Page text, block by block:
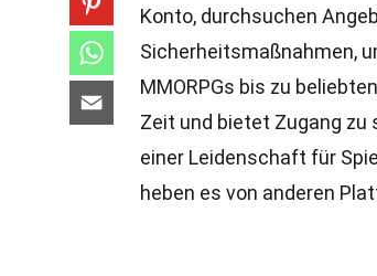
Konto, durchsuchen
Sicherheitsmaßnahmen,
MMORPGs bis zu
Zeit und bietet Zugang zu
einer Leidenschaft für
heben es von anderen